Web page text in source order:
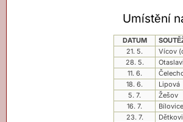
Umístění
DATUM
21. 5.
Vícov
28. 5.
11. 6.
18. 6.
Lipová
5. 7.
Žešov
16. 7.
Bílovice
23. 7.